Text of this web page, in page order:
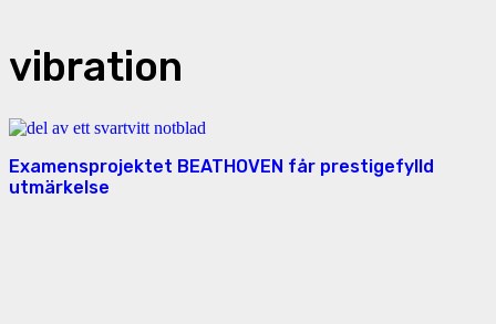
vibration
Examensprojektet BEATHOVEN får prestigefylld
utmärkelse